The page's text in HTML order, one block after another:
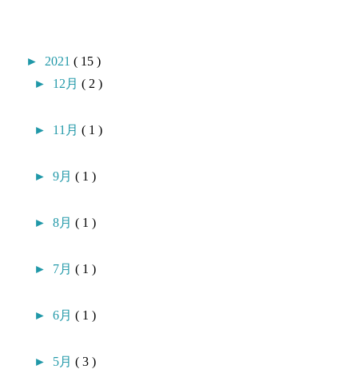
► 2021( 15 )
► 12月( 2 )
► 11月( 1 )
►9月( 1 )
►8月( 1 )
► 7月( 1 )
►6月( 1 )
► 5月( 3 )